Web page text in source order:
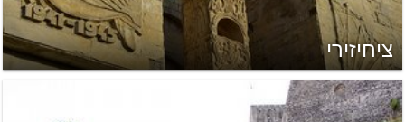
ציחיזירי